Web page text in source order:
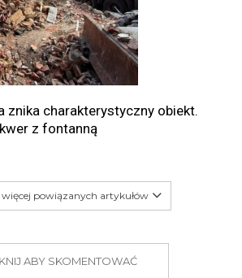
znika charakterystyczny obiekt.
z fontanną
powiązanych artykułów
ABY SKOMENTOWAĆ